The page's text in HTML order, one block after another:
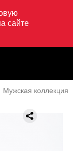
сайте
Мужская коллекция